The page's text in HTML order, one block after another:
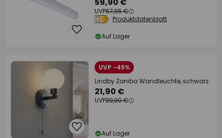
UVP67,95 €
Produktdatenblatt
Auf Lager
UVP -45%
Lindby Zaniba Wandleuchte, schwarz
21,90 €
UVP39,90 €
Auf Lager